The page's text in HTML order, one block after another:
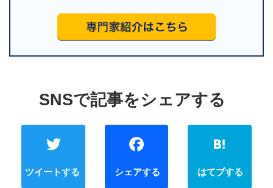
Twitter